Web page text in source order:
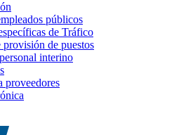
públicos
de Tráfico
provisión de puestos
interino
proveedores